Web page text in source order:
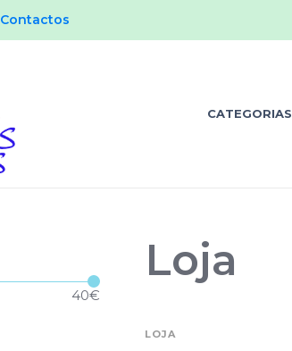
Contactos
CATEGORIAS
40€
Loja
LOJA